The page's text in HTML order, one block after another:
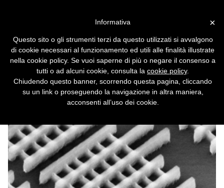
Svelati i processori Ivy Bridge con transistor
tri-bridge 3D. Aumentano le prestazioni e
calano i consumi.
×
Informativa
Questo sito o gli strumenti terzi da questo utilizzati si avvalgono
di cookie necessari al funzionamento ed utili alle finalità illustrate
nella cookie policy. Se vuoi saperne di più o negare il consenso a
tutti o ad alcuni cookie, consulta la cookie policy.
Chiudendo questo banner, scorrendo questa pagina, cliccando
su un link o proseguendo la navigazione in altra maniera,
acconsenti all’uso dei cookie.